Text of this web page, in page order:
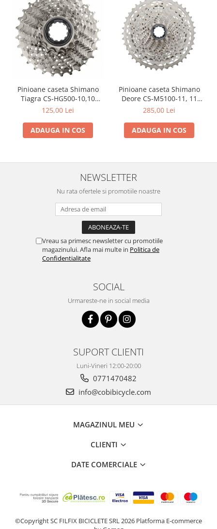
Pinioane caseta Shimano
Tiagra CS-HG500-10,10
viteze, 12-28T
125,00 Lei
ADAUGA IN COS
Pinioane caseta Shimano
Deore CS-M5100-11, 11
viteze, 11-42T
285,00 Lei
ADAUGA IN COS
NEWSLETTER
Nu rata ofertele si promotiile noastre
Vreau sa primesc newsletter cu promotiile
magazinului. Afla mai multe in Politica de
Confidentialitate
SOCIAL
Urmareste-ne in social media
SUPORT CLIENTI
Luni-Vineri 12:00-20:00
0771470482
info@cobibicycle.com
MAGAZINUL MEU
CLIENTI
DATE COMERCIALE
©Copyright SC FILFIX BICICLETE SRL 2026 Platforma E-commerce